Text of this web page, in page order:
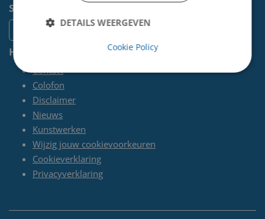
Socials
Handige pagina's
Contact
Colofon
Disclaimer
Nieuws
Kunstwerken
Wijzig jouw cookievoorkeuren
Cookieverklaring
Privacyverklaring
DETAILS WEERGEVEN
Cookie Policy